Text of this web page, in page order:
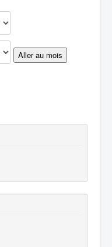
Aller au mois